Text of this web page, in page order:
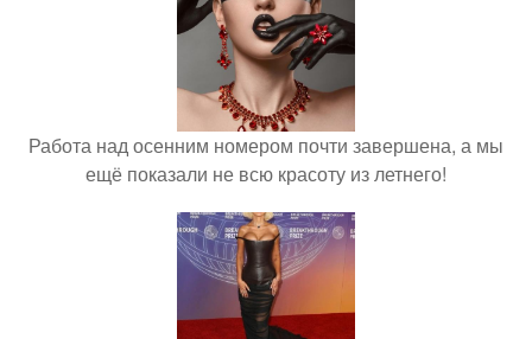
Работа над осенним номером почти завершена, а мы
ещё показали не всю красоту из летнего!